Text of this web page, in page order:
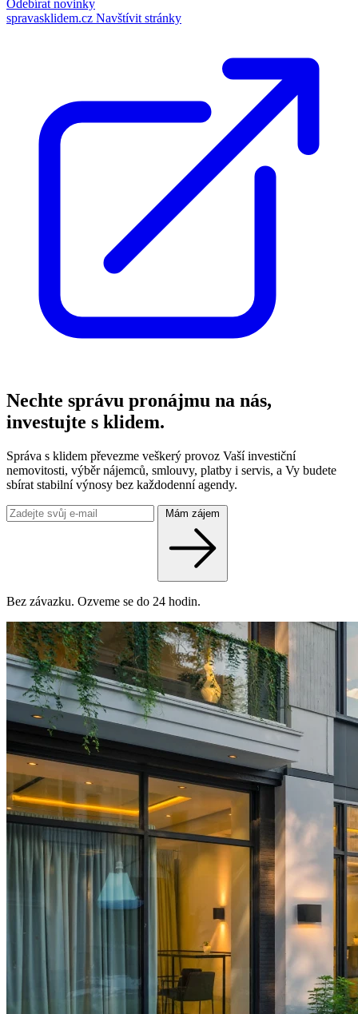
Odebírat novinky
spravasklidem.cz Navštívit stránky
Nechte správu pronájmu na nás,
investujte s klidem.
Správa s klidem převezme veškerý provoz Vaší investiční
nemovitosti, výběr nájemců, smlouvy, platby i servis, a Vy budete
sbírat stabilní výnosy bez každodenní agendy.
Mám zájem
Bez závazku. Ozveme se do 24 hodin.